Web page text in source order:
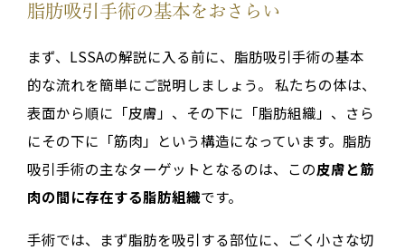
脂肪吸引手術の基本をおさらい
まず、LSSAの解説に入る前に、脂肪吸引手術の基本
的な流れを簡単にご説明しましょう。 私たちの体は、
表面から順に「皮膚」、その下に「脂肪組織」、さら
にその下に「筋肉」という構造になっています。脂肪
吸引手術の主なターゲットとなるのは、この皮膚と筋
肉の間に存在する脂肪組織です。
手術では、まず脂肪を吸引する部位に、ごく小さな切